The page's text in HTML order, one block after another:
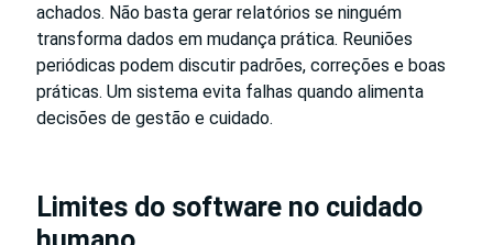
achados. Não basta gerar relatórios se ninguém
transforma dados em mudança prática. Reuniões
periódicas podem discutir padrões, correções e boas
práticas. Um sistema evita falhas quando alimenta
decisões de gestão e cuidado.
Limites do software no cuidado